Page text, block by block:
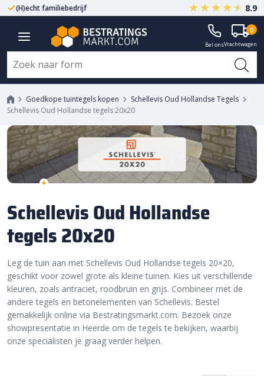
(H)echt familiebedrijf Gegarandeerd A-kwaliteit
8.9
Bel onsVrachtwagen
0
Goedkope tuintegels kopen
Schellevis Oud Hollandse Tegels
Schellevis Oud Hollandse tegels 20x20
Schellevis Oud Hollandse
tegels 20x20
Leg de tuin aan met Schellevis Oud Hollandse tegels 20×20,
geschikt voor zowel grote als kleine tuinen. Kies uit verschillende
kleuren, zoals antraciet, roodbruin en grijs. Combineer met de
andere tegels en betonelementen van Schellevis. Bestel
gemakkelijk online via Bestratingsmarkt.com. Bezoek onze
showpresentatie in Heerde om de tegels te bekijken, waarbij
onze specialisten je graag verder helpen.